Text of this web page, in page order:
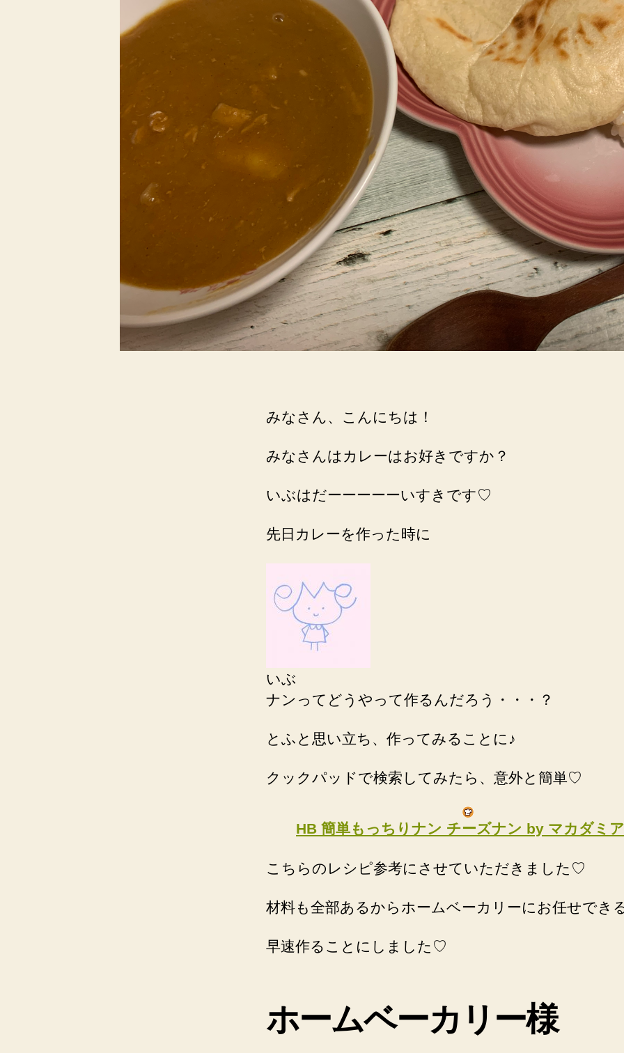
みなさん、こんにちは！
みなさんはカレーはお好きですか？
いぶはだーーーーーいすきです♡
先日カレーを作った時に
いぶ
ナンってどうやって作るんだろう・・・？
とふと思い立ち、作ってみることに♪
クックパッドで検索してみたら、意外と簡単♡
HB 簡単もっちりナン チーズナン by マカダミ
こちらのレシピ参考にさせていただきました♡
材料も全部あるからホームベーカリーにお任せでき
早速作ることにしました♡
ホームベーカリー様